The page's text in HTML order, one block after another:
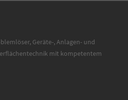
Geräte-, Anlagen- und
mit kompetentem